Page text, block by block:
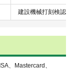
建設機械打刻検認
、Mastercard、